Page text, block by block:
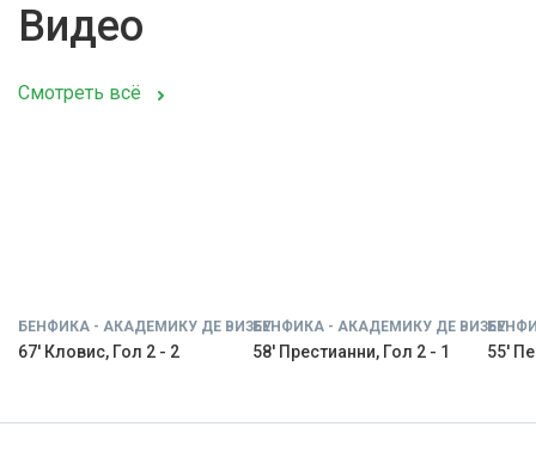
Видео
Смотреть всё
БЕНФИКА - АКАДЕМИКУ ДЕ ВИЗЕУ
67' Кловис, Гол 2 - 2
БЕНФИКА - АКАДЕМИКУ ДЕ ВИЗЕУ
58' Престианни, Гол 2 - 1 55'